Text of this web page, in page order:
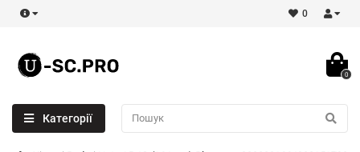
0
0
Категорії